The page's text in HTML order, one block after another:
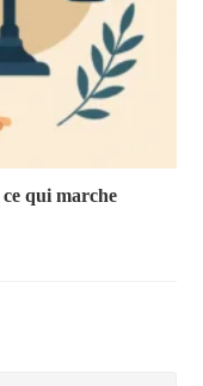
qui marche